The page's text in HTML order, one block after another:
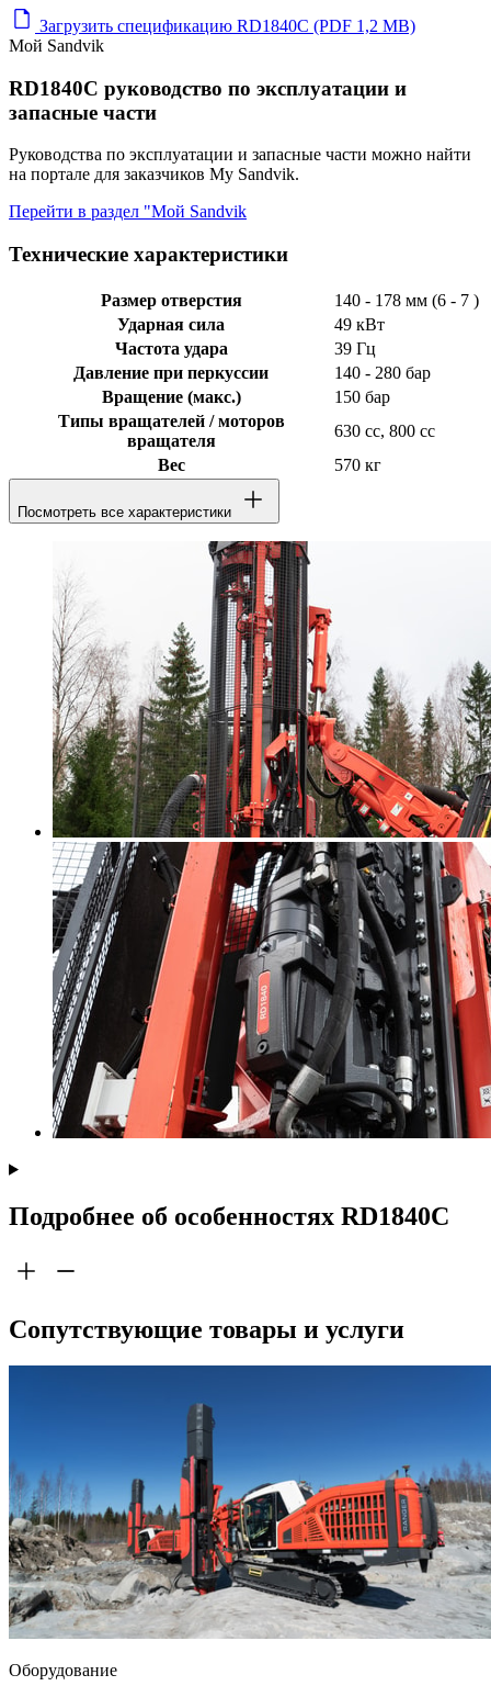
Загрузить спецификацию RD1840C (PDF 1,2 MB)
Мой Sandvik
RD1840C руководство по эксплуатации и
запасные части
Руководства по эксплуатации и запасные части можно найти
на портале для заказчиков My Sandvik.
Перейти в раздел "Мой Sandvik
Технические характеристики
Размер отверстия
140 - 178 мм (6 - 7 )
Ударная сила
49 кВт
Частота удара
39 Гц
Давление при перкуссии
140 - 280 бар
Вращение (макс.)
150 бар
Типы вращателей / моторов
вращателя
630 cc, 800 cc
Вес
570 кг
Посмотреть все характеристики
Подробнее об особенностях RD1840C
Сопутствующие товары и услуги
Оборудование